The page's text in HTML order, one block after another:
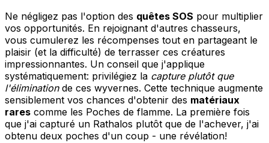
Ne négligez pas l'option des quêtes SOS pour multiplier
vos opportunités. En rejoignant d'autres chasseurs,
vous cumulerez les récompenses tout en partageant le
plaisir (et la difficulté) de terrasser ces créatures
impressionnantes. Un conseil que j'applique
systématiquement: privilégiez la capture plutôt que
l'éliminationde ces wyvernes. Cette technique augmente
sensiblement vos chances d'obtenir des matériaux
rares comme les Poches de flamme. La première fois
que j'ai capturé un Rathalos plutôt que de l'achever, j'ai
obtenu deux poches d'un coup - une révélation!